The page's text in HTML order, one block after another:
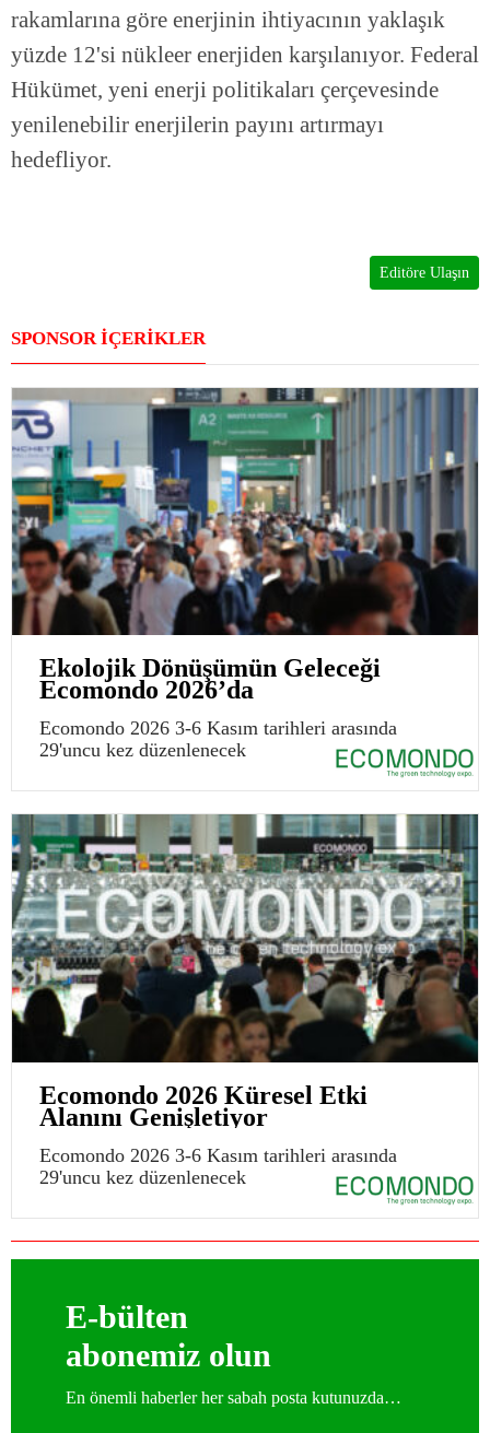
rakamlarına göre enerjinin ihtiyacının yaklaşık
yüzde 12'si nükleer enerjiden karşılanıyor. Federal
Hükümet, yeni enerji politikaları çerçevesinde
yenilenebilir enerjilerin payını artırmayı
hedefliyor.
Editöre Ulaşın
SPONSOR İÇERİKLER
Ekolojik Dönüşümün Geleceği
Ecomondo 2026’da
Ecomondo 2026 3-6 Kasım tarihleri arasında
29'uncu kez düzenlenecek
Ecomondo 2026 Küresel Etki
Alanını Genişletiyor
Ecomondo 2026 3-6 Kasım tarihleri arasında
29'uncu kez düzenlenecek
E-bülten
abonemiz olun
En önemli haberler her sabah posta kutunuzda…